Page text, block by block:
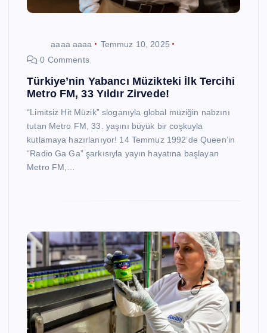
aaaa aaaa
Temmuz 10, 2025
0 Comments
Türkiye’nin Yabancı Müzikteki İlk Tercihi
Metro FM, 33 Yıldır Zirvede!
“Limitsiz Hit Müzik” sloganıyla global müziğin nabzını
tutan Metro FM, 33. yaşını büyük bir coşkuyla
kutlamaya hazırlanıyor! 14 Temmuz 1992’de Queen’in
“Radio Ga Ga” şarkısıyla yayın hayatına başlayan
Metro FM,…